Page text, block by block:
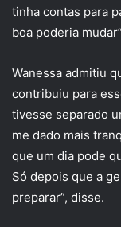
tinha contas para
boa poderia
Wanessa admitiu
contribuiu para
tivesse separado
me dado mais
que um dia pode
Só depois que a
preparar”, disse.